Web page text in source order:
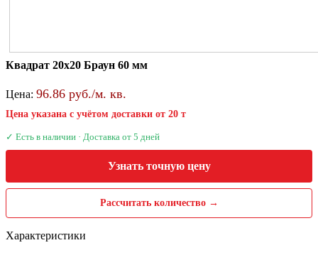
Квадрат 20х20 Браун 60 мм
Цена: 96.86 руб./м. кв.
Цена указана с учётом доставки от 20 т
✓ Есть в наличии · Доставка от 5 дней
Узнать точную цену
Рассчитать количество →
Характеристики